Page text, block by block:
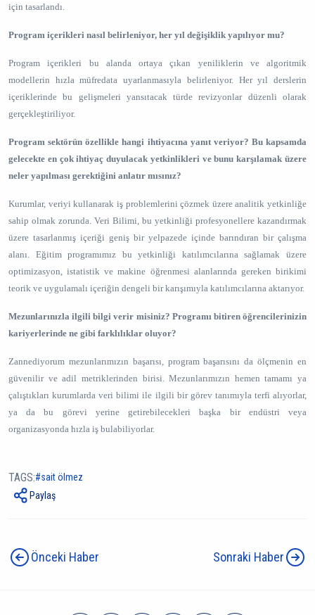
için tasarlandı.
Program içerikleri nasıl belirleniyor, her yıl değişiklik yapılıyor mu?
Program içerikleri bu alanda ortaya çıkan yeniliklerin ve algoritmik
modellerin hızla müfredata uyarlanmasıyla belirleniyor. Her yıl derslerin
içeriklerinde bu gelişmeleri yansıtacak türde revizyonlar düzenli olarak
gerçekleştiriliyor.
Program sektörün özellikle hangi ihtiyacına yanıt veriyor? Bu kapsamda
gelecekte en çok ihtiyaç duyulacak yetkinlikleri ve bunu karşılamak üzere
neler yapılması gerektiğini anlatır mısınız?
Kurumlar, veriyi kullanarak iş problemlerini çözmek üzere analitik yetkinliğe
sahip olmak zorunda. Veri Bilimi, bu yetkinliği profesyonellere kazandırmak
üzere tasarlanmış içeriği geniş bir yelpazede içinde barındıran bir çalışma
alanı. Eğitim programımız bu yetkinliği katılımcılarına sağlamak üzere
optimizasyon, istatistik ve makine öğrenmesi alanlarında gereken birikimi
teorik ve uygulamalı içeriğin dengeli bir karışımıyla katılımcılarına aktarıyor.
Mezunlarınızla ilgili bilgi verir misiniz? Programı bitiren öğrencilerinizin
kariyerlerinde ne gibi farklılıklar oluyor?
Zannediyorum mezunlarımızın başarısı, program başarısını da ölçmenin en
güvenilir ve adil metriklerinden birisi. Mezunlarımızın hemen tamamı ya
çalıştıkları kurumlarda veri bilimi ile ilgili bir görev tanımıyla terfi alıyorlar,
ya da bu görevi yerine getirebilecekleri başka bir endüstri veya
organizasyonda hızla iş bulabiliyorlar.
TAGS:
sait ölmez
Paylaş
Önceki Haber Sonraki Haber